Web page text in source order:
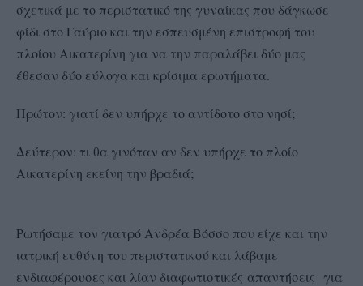
σχετικά με το περιστατικό της γυναίκας που δάγκωσε
φίδι στο Γαύριο και την εσπευσμένη επιστροφή του
πλοίου Αικατερίνη για να την παραλάβει δύο μας
έθεσαν δύο εύλογα και κρίσιμα ερωτήματα.
Πρώτον: γιατί δεν υπήρχε το αντίδοτο στο νησί;
Δεύτερον: τι θα γινόταν αν δεν υπήρχε το πλοίο
Αικατερίνη εκείνη την βραδιά;
Ρωτήσαμε τον γιατρό Ανδρέα Βόσσο που είχε και την
ιατρική ευθύνη του περιστατικού και λάβαμε
ενδιαφέρουσες και λίαν διαφωτιστικές απαντήσεις για